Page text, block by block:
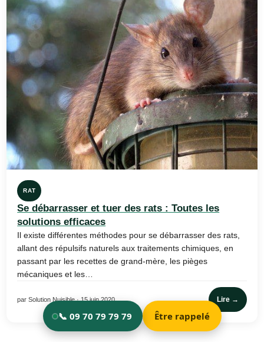
RAT
Se débarrasser et tuer des rats : Toutes les
solutions efficaces
Il existe différentes méthodes pour se débarrasser des rats,
allant des répulsifs naturels aux traitements chimiques, en
passant par les recettes de grand-mère, les pièges
mécaniques et les…
par Solution Nuisible · 15 juin 2020 Lire →